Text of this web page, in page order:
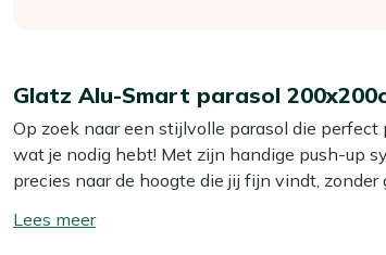
Glatz Alu-Smart parasol
Op zoek naar een stijlvolle parasol die
wat je nodig hebt! Met zijn handige push-up
precies naar de hoogte die jij fijn vindt,
moderne uitstraling die bij elke tuinset past.
Toon/verberg